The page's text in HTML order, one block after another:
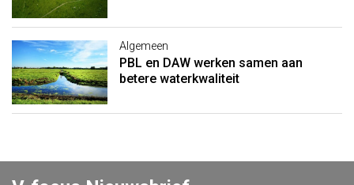
Algemeen
PBL en DAW werken samen aan
betere waterkwaliteit